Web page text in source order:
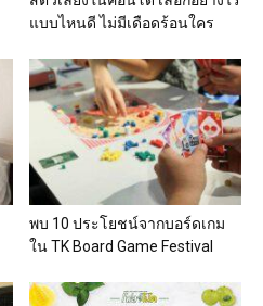
แบบไหนดี ไม่มีเดือดร้อนใคร
พบ 10 ประโยชน์จากบอร์ดเกม
ใน TK Board Game Festival